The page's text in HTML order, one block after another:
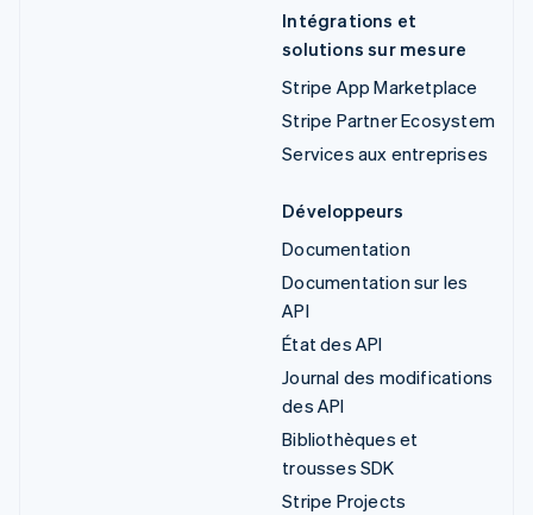
Intégrations et
solutions sur mesure
Stripe App Marketplace
Stripe Partner Ecosystem
Services aux entreprises
Développeurs
Documentation
Documentation sur les
API
État des API
Journal des modifications
des API
Bibliothèques et
trousses SDK
Stripe Projects